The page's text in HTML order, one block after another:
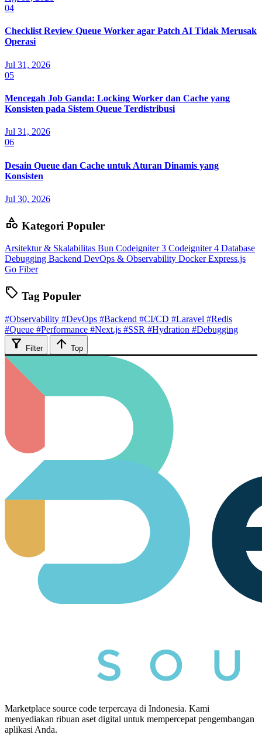
04
Checklist Review Queue Worker agar Patch AI Tidak Merusak
Operasi
Jul 31, 2026
05
Mencegah Job Ganda: Locking Worker dan Cache yang
Konsisten pada Sistem Queue Terdistribusi
Jul 31, 2026
06
Desain Queue dan Cache untuk Aturan Dinamis yang
Konsisten
Jul 30, 2026
category Kategori Populer
Arsitektur & Skalabilitas Bun Codeigniter 3 Codeigniter 4 Database
Debugging Backend DevOps & Observability DockerExpress.js
Go Fiber
sell Tag Populer
#Observability #DevOps #Backend #CI/CD #Laravel #Redis
#Queue #Performance #Next.js #SSR #Hydration #Debugging
filter_alt Filter arrow_upward Top
Marketplace source code terpercaya di Indonesia. Kami
menyediakan ribuan aset digital untuk mempercepat pengembangan
aplikasi Anda.